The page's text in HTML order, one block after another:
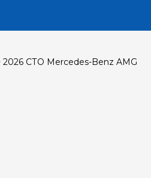
СТО Mercedes-Benz AMG